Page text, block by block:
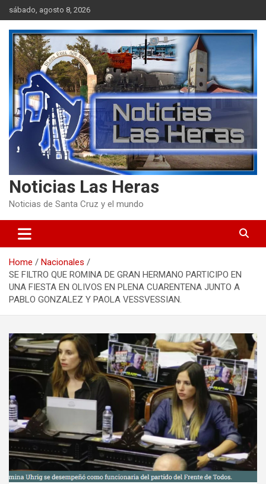
Skip
to
content
sábado, agosto 8, 2026
Noticias Las Heras
Noticias de Santa Cruz y el mundo
Home
Nacionales
SE FILTRO QUE ROMINA DE GRAN HERMANO PARTICIPO EN
UNA FIESTA EN OLIVOS EN PLENA CUARENTENA JUNTO A
PABLO GONZALEZ Y PAOLA VESSVESSIAN.